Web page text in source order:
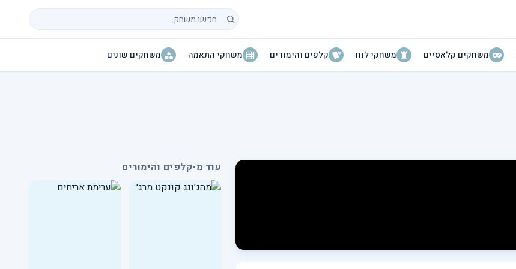
חיפוש משחקים
משחקים קלאסיים משחקי לוח קלפים והימורים משחקי התאמה משחקים שונים
עוד מ-קלפים והימורים